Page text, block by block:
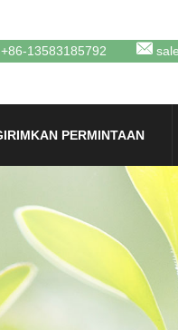
+86-13583185792
PERMINTAAN